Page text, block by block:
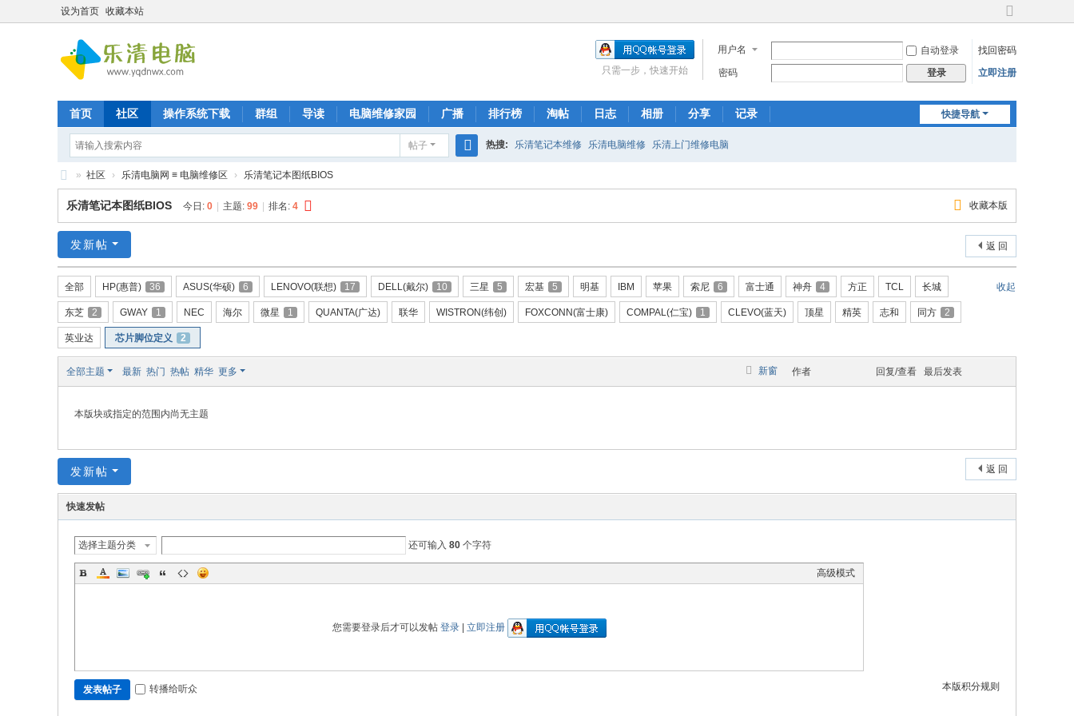
设为首页 收藏本站
切
到
宽
用户名 自动登录
找回密码
密码
登录 立即注册
只需一步，快速开始
快捷导航
首页 社区 操作系统下载 群组 导读 电脑维修家园 广播 排行榜 淘帖 日志 相册 分享 记录
帖子
索
热搜: 乐清笔记本维修 乐清电脑维修 乐清上门维修电脑
乐
清
晨
电
脑
维
修
» 社区 › 乐清电脑网 ≡ 电脑维修区 › 乐清笔记本图纸BIOS
收藏本版
乐清笔记本图纸BIOS 今日: 0 主题: 99 排名: 4
返 回
发新帖
收起
全部 HP(惠普) 36 ASUS(华硕) 6 LENOVO(联想) 17 DELL(戴尔) 10 三星 5 宏基 5 明基 IBM 苹果 索尼 6 富士通 神舟 4 方正 TCL 长城
东芝 2 GWAY 1 NEC 海尔 微星 1 QUANTA(广达) 联华 WISTRON(纬创) FOXCONN(富士康) COMPAL(仁宝) 1 CLEVO(蓝天) 顶星 精英 志和 同方 2
英业达 芯片脚位定义 2
新窗
全部主题 最新 热门 热帖 精华 更多 作者 回复/查看 最后发表
本版块或指定的范围内尚无主题
返 回
发新帖
快速发帖
选择主题分类 还可输入 80 个字符
高级模式
您需要登录后才可以发帖 登录| 立即注册
本版积分规则
发表帖子 转播给听众